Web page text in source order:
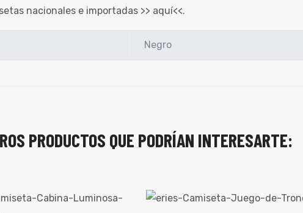
nacionales e importadas >> aquí<<.
Negro
PRODUCTOS QUE PODRÍAN INTERESARTE: